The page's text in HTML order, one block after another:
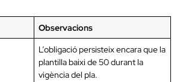
Observacions
L’obligació persisteix encara que la
plantilla baixi de 50 durant la
vigència del pla.